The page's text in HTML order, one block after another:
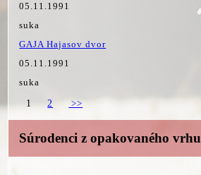
05.11.1991
suka
GAJA Hajasov dvor
05.11.1991
suka
1
2 >>
Súrodenci z opakovaného vrhu